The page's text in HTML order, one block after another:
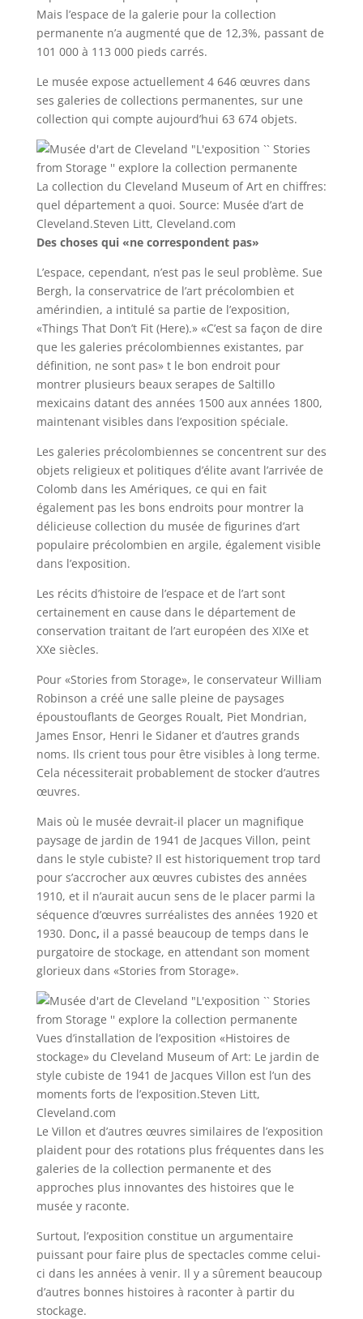
Mais l’espace de la galerie pour la collection
permanente n’a augmenté que de 12,3%, passant de
101 000 à 113 000 pieds carrés.
Le musée expose actuellement 4 646 œuvres dans
ses galeries de collections permanentes, sur une
collection qui compte aujourd’hui 63 674 objets.
La collection du Cleveland Museum of Art en chiffres:
quel département a quoi. Source: Musée d’art de
Cleveland.Steven Litt, Cleveland.com
Des choses qui «ne correspondent pas»
L’espace, cependant, n’est pas le seul problème. Sue
Bergh, la conservatrice de l’art précolombien et
amérindien, a intitulé sa partie de l’exposition,
«Things That Don’t Fit (Here).» «C’est sa façon de dire
que les galeries précolombiennes existantes, par
définition, ne sont pas» t le bon endroit pour
montrer plusieurs beaux serapes de Saltillo
mexicains datant des années 1500 aux années 1800,
maintenant visibles dans l’exposition spéciale.
Les galeries précolombiennes se concentrent sur des
objets religieux et politiques d’élite avant l’arrivée de
Colomb dans les Amériques, ce qui en fait
également pas les bons endroits pour montrer la
délicieuse collection du musée de figurines d’art
populaire précolombien en argile, également visible
dans l’exposition.
Les récits d’histoire de l’espace et de l’art sont
certainement en cause dans le département de
conservation traitant de l’art européen des XIXe et
XXe siècles.
Pour «Stories from Storage», le conservateur William
Robinson a créé une salle pleine de paysages
époustouflants de Georges Roualt, Piet Mondrian,
James Ensor, Henri le Sidaner et d’autres grands
noms. Ils crient tous pour être visibles à long terme.
Cela nécessiterait probablement de stocker d’autres
œuvres.
Mais où le musée devrait-il placer un magnifique
paysage de jardin de 1941 de Jacques Villon, peint
dans le style cubiste? Il est historiquement trop tard
pour s’accrocher aux œuvres cubistes des années
1910, et il n’aurait aucun sens de le placer parmi la
séquence d’œuvres surréalistes des années 1920 et
1930. Donc, il a passé beaucoup de temps dans le
purgatoire de stockage, en attendant son moment
glorieux dans «Stories from Storage».
Vues d’installation de l’exposition «Histoires de
stockage» du Cleveland Museum of Art: Le jardin de
style cubiste de 1941 de Jacques Villon est l’un des
moments forts de l’exposition.Steven Litt,
Cleveland.com
Le Villon et d’autres œuvres similaires de l’exposition
plaident pour des rotations plus fréquentes dans les
galeries de la collection permanente et des
approches plus innovantes des histoires que le
musée y raconte.
Surtout, l’exposition constitue un argumentaire
puissant pour faire plus de spectacles comme celui-
ci dans les années à venir. Il y a sûrement beaucoup
d’autres bonnes histoires à raconter à partir du
stockage.